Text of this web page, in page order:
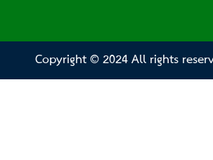
Copyright © 2024 All rights